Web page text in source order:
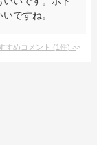
ですね。
すめコメント (1件) >